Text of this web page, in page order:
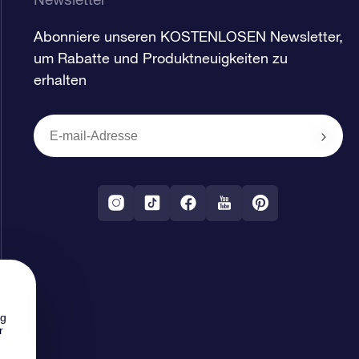
Abonniere unseren KOSTENLOSEN Newsletter,
um Rabatte und Produktneuigkeiten zu
erhalten